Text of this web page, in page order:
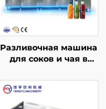
Разливочная машина
для соков и чая в
горячим розливом
RCGF40-40-10